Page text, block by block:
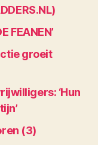
FEANEN’
groeit
‘Hun
(3)